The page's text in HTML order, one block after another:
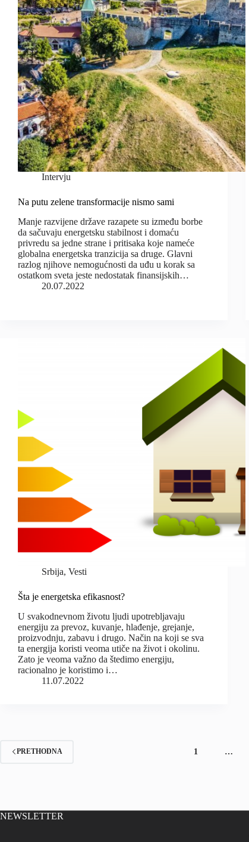
Intervju
Na putu zelene transformacije nismo sami
Manje razvijene države razapete su između borbe
da sačuvaju energetsku stabilnost i domaću
privredu sa jedne strane i pritisaka koje nameće
globalna energetska tranzicija sa druge. Glavni
razlog njihove nemogućnosti da uđu u korak sa
ostatkom sveta jeste nedostatak finansijskih…
20.07.2022
Srbija, Vesti
Šta je energetska efikasnost?
U svakodnevnom životu ljudi upotrebljavaju
energiju za prevoz, kuvanje, hlađenje, grejanje,
proizvodnju, zabavu i drugo. Način na koji se sva
ta energija koristi veoma utiče na život i okolinu.
Zato je veoma važno da štedimo energiju,
racionalno je koristimo i…
11.07.2022
PRETHODNA 1 …
NEWSLETTER